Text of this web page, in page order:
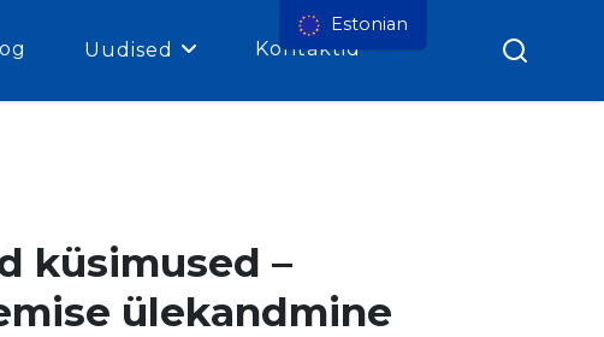
Uudised Kontaktid
küsimused –
ülekandmine
Estonian